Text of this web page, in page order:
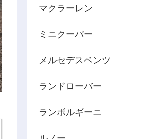
マクラーレン
ミニクーパー
メルセデスベンツ
ランドローバー
ランボルギーニ